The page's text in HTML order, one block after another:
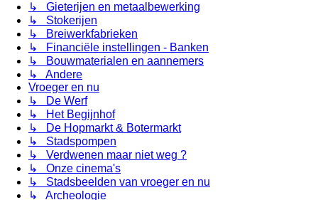
↳ Gieterijen en metaalbewerking
↳ Stokerijen
↳ Breiwerkfabrieken
↳ Financiële instellingen - Banken
↳ Bouwmaterialen en aannemers
↳ Andere
Vroeger en nu
↳ De Werf
↳ Het Begijnhof
↳ De Hopmarkt & Botermarkt
↳ Stadspompen
↳ Verdwenen maar niet weg ?
↳ Onze cinema's
↳ Stadsbeelden van vroeger en nu
↳ Archeologie